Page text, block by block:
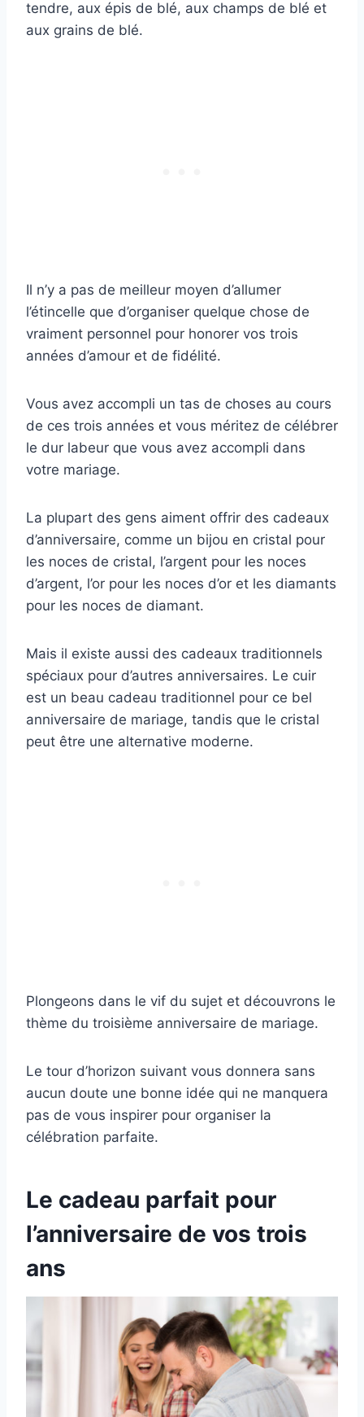
tendre, aux épis de blé, aux champs de blé et
aux grains de blé.
Il n’y a pas de meilleur moyen d’allumer
l’étincelle que d’organiser quelque chose de
vraiment personnel pour honorer vos trois
années d’amour et de fidélité.
Vous avez accompli un tas de choses au cours
de ces trois années et vous méritez de célébrer
le dur labeur que vous avez accompli dans
votre mariage.
La plupart des gens aiment offrir des cadeaux
d’anniversaire, comme un bijou en cristal pour
les noces de cristal, l’argent pour les noces
d’argent, l’or pour les noces d’or et les diamants
pour les noces de diamant.
Mais il existe aussi des cadeaux traditionnels
spéciaux pour d’autres anniversaires. Le cuir
est un beau cadeau traditionnel pour ce bel
anniversaire de mariage, tandis que le cristal
peut être une alternative moderne.
Plongeons dans le vif du sujet et découvrons le
thème du troisième anniversaire de mariage.
Le tour d’horizon suivant vous donnera sans
aucun doute une bonne idée qui ne manquera
pas de vous inspirer pour organiser la
célébration parfaite.
Le cadeau parfait pour
l’anniversaire de vos trois
ans